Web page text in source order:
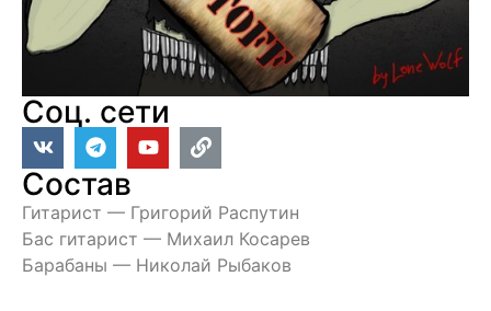
Соц. сети
Состав
Гитарист — Григорий Распутин
Бас гитарист — Михаил Косарев
Барабаны — Николай Рыбаков